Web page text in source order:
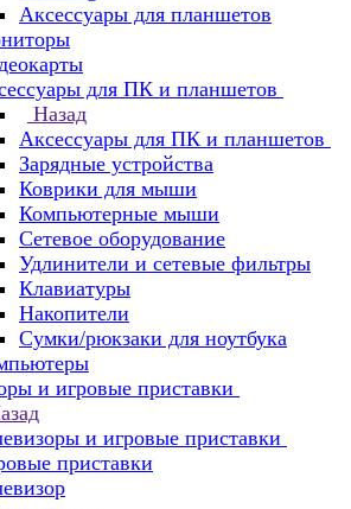
Аксессуары для планшетов
для ПК и планшетов
Назад
Аксессуары для ПК и планшетов
Зарядные устройства
Коврики для мыши
Компьютерные мыши
Сетевое оборудование
Удлинители и сетевые фильтры
Клавиатуры
Накопители
Сумки/рюкзаки для ноутбука
и игровые приставки
и игровые приставки
приставки